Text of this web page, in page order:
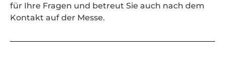
für Ihre Fragen und betreut Sie auch nach dem
Kontakt auf der Messe.